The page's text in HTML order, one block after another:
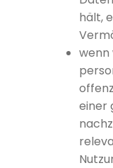
hält,
wenn
einer